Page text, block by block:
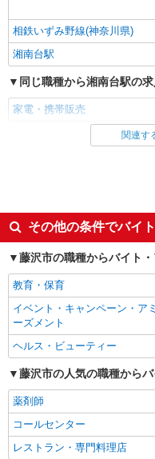
相鉄いずみ野線(神奈川県)
湘南台駅
同じ職種から湘南台駅の
家電・携帯販売
同じ雇用形態から湘南台
即日勤務OK
Web面接OK
ミドル（40代～）活躍中
語学力を活かせる（英語以外）
昇給あり
髪型・髪色自由
ピアスOK
バイク通勤OK
社会保険あり
各種手当（家族・役職・インセ
ティブなど）あり
関連す
その他の条件でバイ
藤沢市の職種からバイト
教育・保育
イベント・キャンペーン・ア
ーズメント
ヘルス・ビューティー
藤沢市の人気の職種から
薬剤師
コールセンター
レストラン・専門料理店